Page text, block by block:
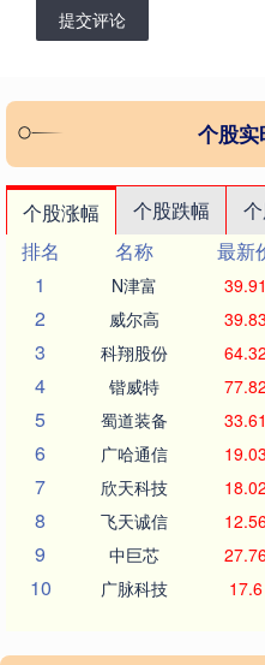
提交评论
个股实
个股涨幅 个股跌幅
排名
名称 最新
1
N津富 39.91
2 威尔高 39.83
3 科翔股份 64.32
4 锴威特 77.82
5 蜀道装备 33.61
6 广哈通信 19.03
7 欣天科技 18.02
8 飞天诚信
9 中巨芯
10 广脉科技 17.6